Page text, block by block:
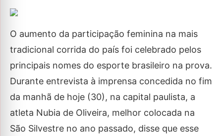
O aumento da participação feminina na mais
tradicional corrida do país foi celebrado pelos
principais nomes do esporte brasileiro na prova.
Durante entrevista à imprensa concedida no fim
da manhã de hoje (30), na capital paulista, a
atleta Nubia de Oliveira, melhor colocada na
São Silvestre no ano passado, disse que esse